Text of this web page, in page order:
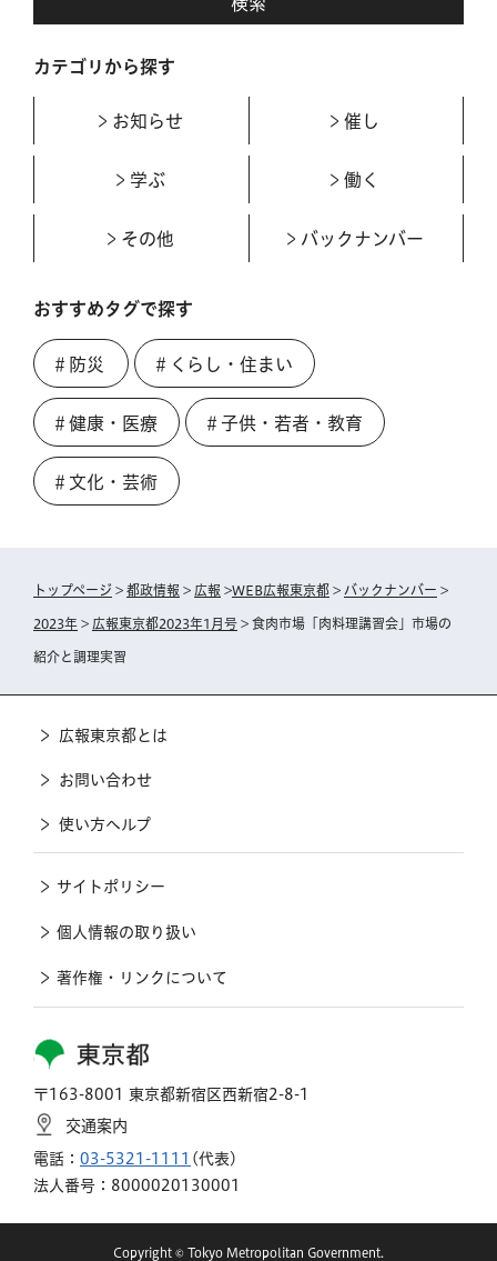
カテゴリから探す
お知らせ 催し
学ぶ 働く
その他 バックナンバー
おすすめタグで探す
＃防災 ＃くらし・住まい
＃健康・医療 ＃子供・若者・教育
＃文化・芸術
トップページ > 都政情報 > 広報 >WEB広報東京都 > バックナンバー >
2023年 > 広報東京都2023年1月号 > 食肉市場「肉料理講習会」市場の
紹介と調理実習
東京都
〒163-8001 東京都新宿区西新宿2-8-1
交通案内
電話： 03-5321-1111 (代表)
法人番号：8000020130001
広報東京都とは
お問い合わせ
使い方ヘルプ
サイトポリシー
個人情報の取り扱い
著作権・リンクについて
Copyright © Tokyo Metropolitan Government.